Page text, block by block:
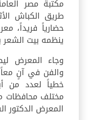
مكتبة مصر
طريق الكباش
حضارياً فريداً،
ينظمه بيت الشعر
وجاء المعرض
خطياً لعدد من
مختلف محافظات
المعرض الدكتور